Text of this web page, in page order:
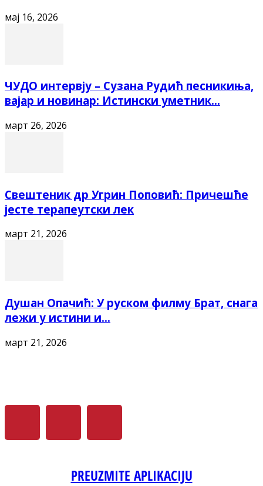
мај 16, 2026
ЧУДО интервју – Сузана Рудић песникиња,
вајар и новинар: Истински уметник...
март 26, 2026
Свештеник др Угрин Поповић: Причешће
јесте терапеутски лек
март 21, 2026
Душан Опачић: У руском филму Брат, снага
лежи у истини и...
март 21, 2026
PREUZMITE APLIKACIJU